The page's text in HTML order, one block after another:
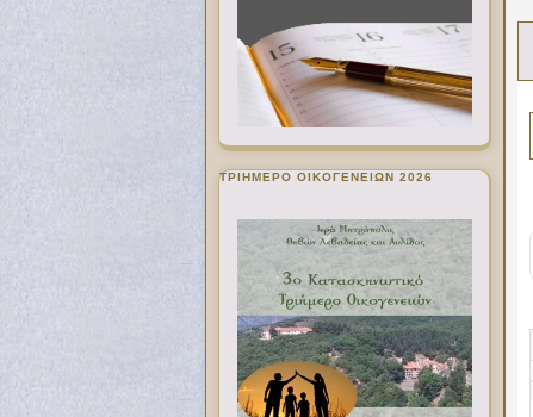
ΤΡΙΗΜΕΡΟ ΟΙΚΟΓΕΝΕΙΩΝ 2026